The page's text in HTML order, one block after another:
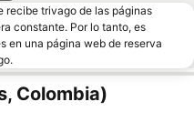
recibe trivago de las páginas
constante. Por lo tanto, es
en una página web de reserva
Colombia)